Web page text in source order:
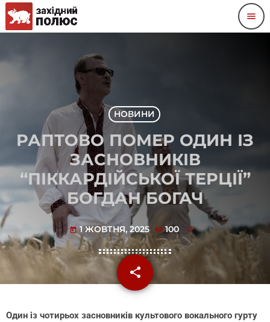
menu
НОВИНИ
РАПТОВО ПОМЕР ОДИН ІЗ
ЗАСНОВНИКІВ
“ПІККАРДІЙСЬКОЇ ТЕРЦІЇ”
БОГДАН БОГАЧ
today 1 ЖОВТНЯ, 2025 100
share
email
Один із чотирьох засновників культового вокального гурту